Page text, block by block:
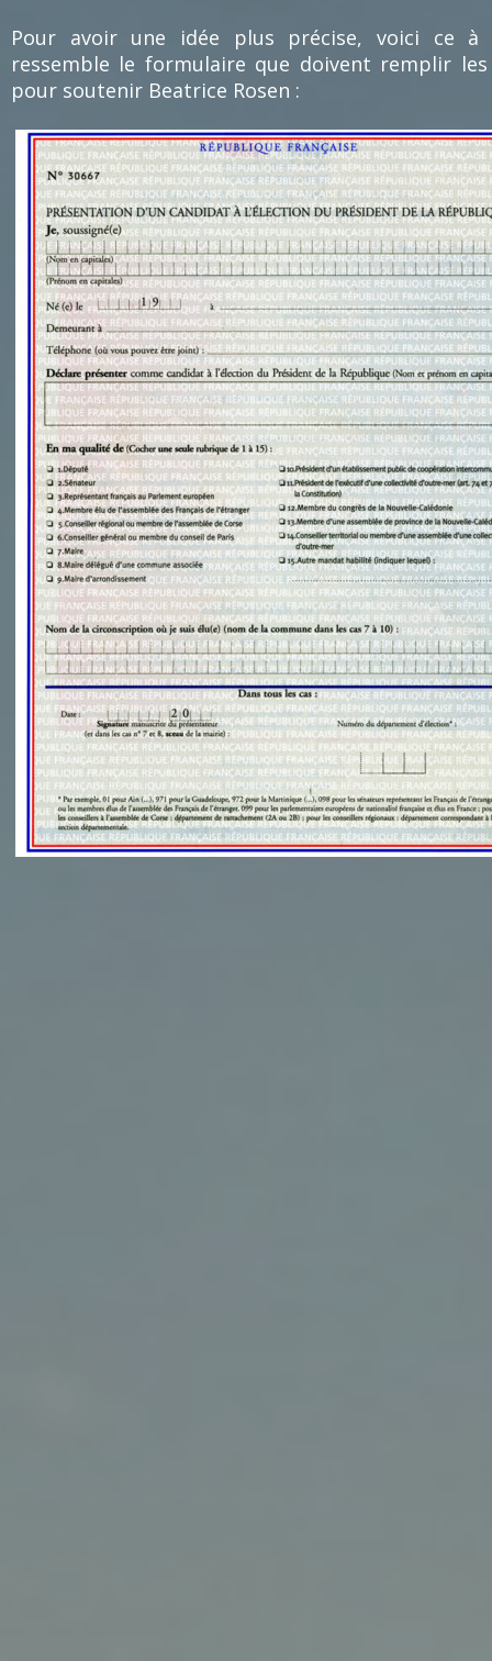
Pour avoir une idée plus précise, voici ce à
ressemble le formulaire que doivent remplir les
pour soutenir Beatrice Rosen :